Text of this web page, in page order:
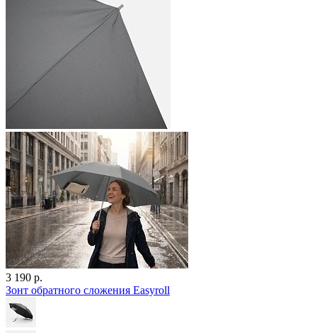
3 190 р.
Зонт обратного сложения Easyroll